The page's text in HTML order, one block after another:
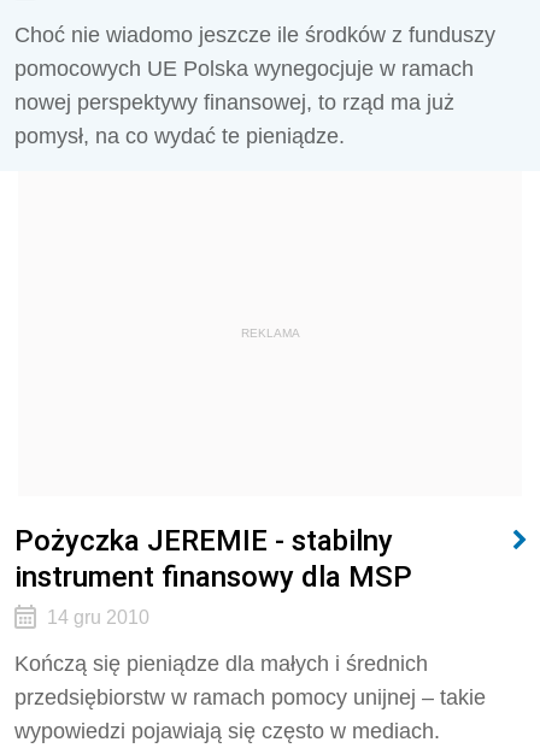
Choć nie wiadomo jeszcze ile środków z funduszy
pomocowych UE Polska wynegocjuje w ramach
nowej perspektywy finansowej, to rząd ma już
pomysł, na co wydać te pieniądze.
REKLAMA
Pożyczka JEREMIE - stabilny
instrument finansowy dla MSP
14 gru 2010
Kończą się pieniądze dla małych i średnich
przedsiębiorstw w ramach pomocy unijnej – takie
wypowiedzi pojawiają się często w mediach.